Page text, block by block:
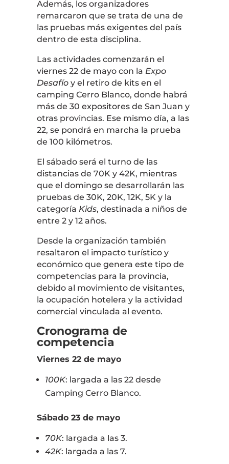
Además, los organizadores
remarcaron que se trata de una de
las pruebas más exigentes del país
dentro de esta disciplina.
Las actividades comenzarán el
viernes 22 de mayo con la Expo
Desafíoy el retiro de kits en el
camping Cerro Blanco, donde habrá
más de 30 expositores de San Juan y
otras provincias. Ese mismo día, a las
22, se pondrá en marcha la prueba
de 100 kilómetros.
El sábado será el turno de las
distancias de 70K y 42K, mientras
que el domingo se desarrollarán las
pruebas de 30K, 20K, 12K, 5K y la
categoría Kids, destinada a niños de
entre 2 y 12 años.
Desde la organización también
resaltaron el impacto turístico y
económico que genera este tipo de
competencias para la provincia,
debido al movimiento de visitantes,
la ocupación hotelera y la actividad
comercial vinculada al evento.
Cronograma de
competencia
Viernes 22 de mayo
100K: largada a las 22 desde
Camping Cerro Blanco.
Sábado 23 de mayo
70K: largada a las 3.
42K: largada a las 7.